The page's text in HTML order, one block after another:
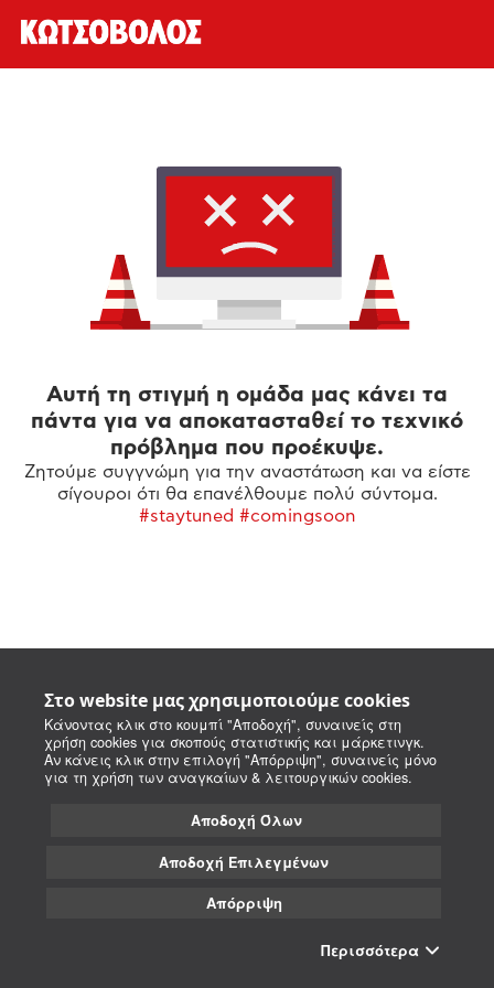
Στο website μας χρησιμοποιούμε cookies
Κάνοντας κλικ στο κουμπί "Αποδοχή", συναινείς στη
χρήση cookies για σκοπούς στατιστικής και μάρκετινγκ.
Αν κάνεις κλικ στην επιλογή "Απόρριψη", συναινείς μόνο
για τη χρήση των αναγκαίων & λειτουργικών cookies.
Αποδοχή Όλων
Αποδοχή Επιλεγμένων
Απόρριψη
Περισσότερα
Αυτή τη στιγμή η ομάδα μας κάνει τα
πάντα για να αποκατασταθεί το τεχνικό
πρόβλημα που προέκυψε.
Ζητούμε συγγνώμη για την αναστάτωση και να είστε
σίγουροι ότι θα επανέλθουμε πολύ σύντομα.
#staytuned #comingsoon